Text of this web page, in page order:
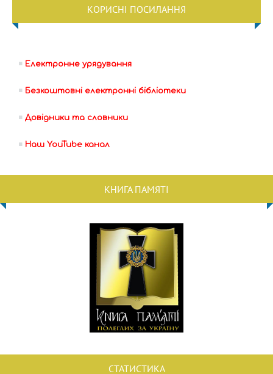
КОРИСНІ ПОСИЛАННЯ
Електронне урядування
Безкоштовні електронні бібліотеки
Довідники та словники
Наш YouTube канал
КНИГА ПАМЯТІ
СТАТИСТИКА